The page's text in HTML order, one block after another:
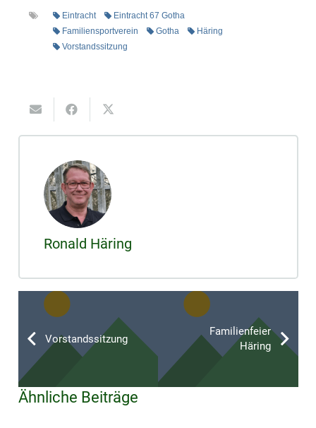
Eintracht
Eintracht 67 Gotha
Familiensportverein
Gotha
Häring
Vorstandssitzung
Ronald Häring
Vorstandssitzung
Familienfeier
Häring
Ähnliche Beiträge